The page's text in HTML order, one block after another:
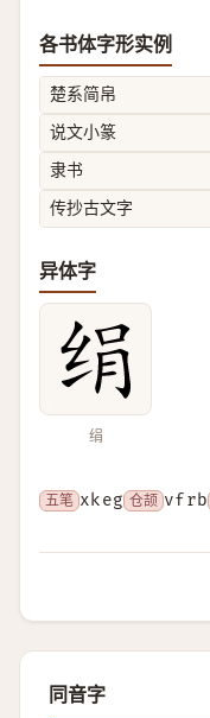
各书体字形实例
楚系简帛
说文小篆
隶书
传抄古文字
异体字
绢
五笔 xkeg 仓颉 vfrb
同音字